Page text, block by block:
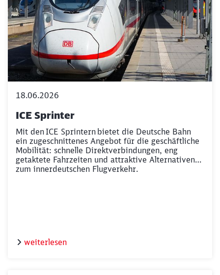
18.06.2026
ICE Sprinter
Mit den ICE Sprintern bietet die Deutsche Bahn
ein zugeschnittenes Angebot für die geschäftliche
Mobilität: schnelle Direktverbindungen, eng
getaktete Fahrzeiten und attraktive Alternativen
zum innerdeutschen Flugverkehr.
weiterlesen